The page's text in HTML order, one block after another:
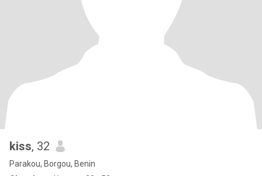
kiss, 32
Parakou, Borgou, Benin